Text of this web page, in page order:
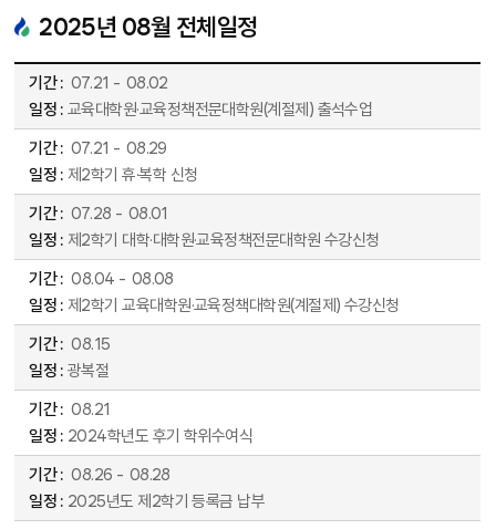
2025년 08월 전체일정
07.21 - 08.02
교육대학원·교육정책전문대학원(계절제) 출석수업
07.21 - 08.29
제2학기 휴·복학 신청
07.28 - 08.01
제2학기 대학·대학원·교육정책전문대학원 수강신청
08.04 - 08.08
제2학기 교육대학원·교육정책대학원(계절제) 수강신청
08.15
광복절
08.21
2024학년도 후기 학위수여식
08.26 - 08.28
2025년도 제2학기 등록금 납부